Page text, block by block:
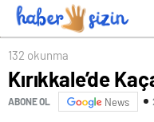
132 okunma
Kırıkkale’de
ABONE OL News